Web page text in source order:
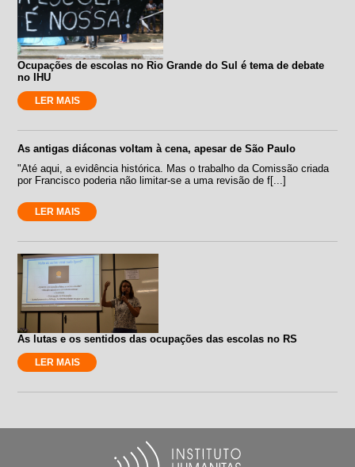
Ocupações de escolas no Rio Grande do Sul é tema de debate
no IHU
LER MAIS
As antigas diáconas voltam à cena, apesar de São Paulo
"Até aqui, a evidência histórica. Mas o trabalho da Comissão criada
por Francisco poderia não limitar-se a uma revisão de f[...]
LER MAIS
As lutas e os sentidos das ocupações das escolas no RS
LER MAIS